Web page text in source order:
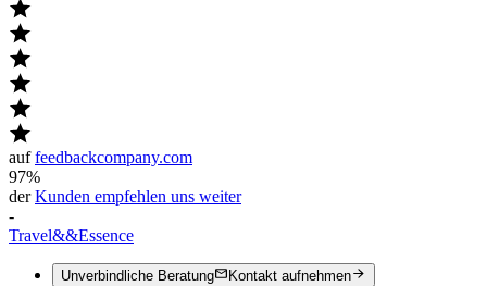
auffeedbackcompany.com
97%
derKunden empfehlen uns weiter
-
Travel&&Essence
Unverbindliche Beratung
Kontakt aufnehmen